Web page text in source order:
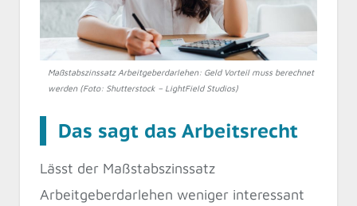
Maßstabszinssatz Arbeitgeberdarlehen: Geld Vorteil muss berechnet
werden (Foto: Shutterstock – LightField Studios)
Das sagt das Arbeitsrecht
Lässt der Maßstabszinssatz
Arbeitgeberdarlehen weniger interessant